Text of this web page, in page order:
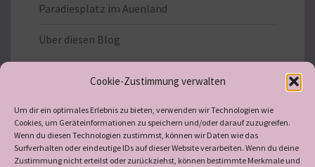
Cookie-Zustimmung verwalten
Um dir ein optimales Erlebnis zu bieten, verwenden wir Technologien wie
Cookies, um Geräteinformationen zu speichern und/oder darauf zuzugreifen.
Wenn du diesen Technologien zustimmst, können wir Daten wie das
Surfverhalten oder eindeutige IDs auf dieser Website verarbeiten. Wenn du deine
Zustimmung nicht erteilst oder zurückziehst, können bestimmte Merkmale und
Paradiesplatz im Auenland
Über diesen Blog
LebensSchule-Auenland